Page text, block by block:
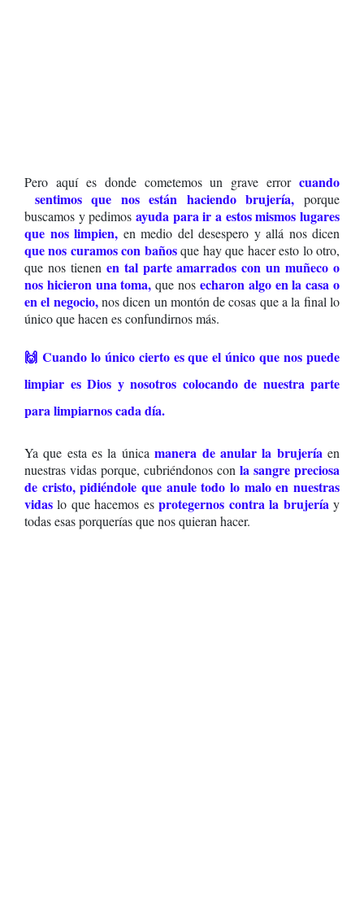
Pero aquí es donde cometemos un grave error cuando
sentimos que nos están haciendo brujería,porque
buscamos y pedimos ayuda para ir a estos mismos lugares
que nos limpien, en medio del desespero y allá nos dicen
que nos curamos con baños que hay que hacer esto lo otro,
que nos tienen en tal parte amarrados con un muñeco o
nos hicieron una toma, que nos echaron algo en la casa o
en el negocio, nos dicen un montón de cosas que a la final lo
único que hacen es confundirnos más.
🙌 Cuando lo único cierto es que el único que nos puede
limpiar es Dios y nosotros colocando de nuestra parte
para limpiarnos cada día.
Ya que esta es la únicamanera de anular la brujería en
nuestras vidas porque, cubriéndonos con la sangre preciosa
de cristo, pidiéndole que anule todo lo malo en nuestras
vidas lo que hacemos esprotegernos contra la brujería y
todas esas porquerías que nos quieran hacer.